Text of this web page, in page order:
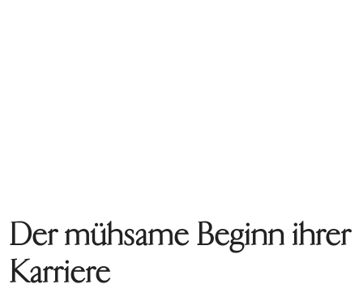
Der mühsame Beginn ihrer
Karriere